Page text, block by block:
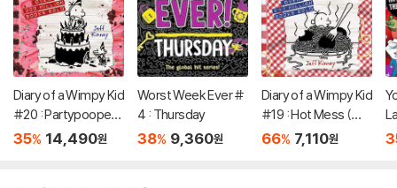
Diary of a Wimpy Kid
#20 : Partypooper
(미국판)
35% 14,490원
Worst Week Ever #
4 : Thursday
38% 9,360원
Diary of a Wimpy Kid
#19 : Hot Mess (미
국판)
66% 7,110원